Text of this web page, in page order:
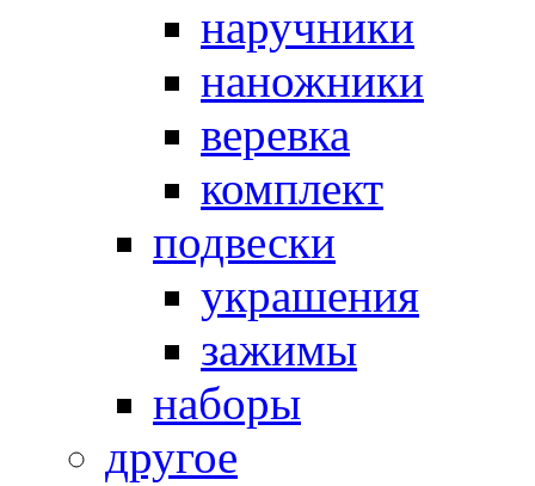
наручники
наножники
веревка
комплект
подвески
украшения
зажимы
наборы
другое